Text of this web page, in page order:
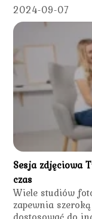
2024-09-07
Sesja zdjęciowa
czas
Wiele studiów
zapewnia